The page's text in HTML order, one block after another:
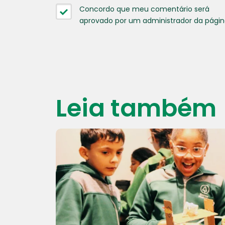
Concordo que meu comentário será
aprovado por um administrador da
Leia também